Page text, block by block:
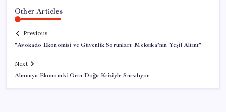
Other Articles
Previous
“Avokado Ekonomisi ve Güvenlik Sorunları: Meksika’nın Yeşil Altını”
Next
Almanya Ekonomisi Orta Doğu Kriziyle Sarsılıyor